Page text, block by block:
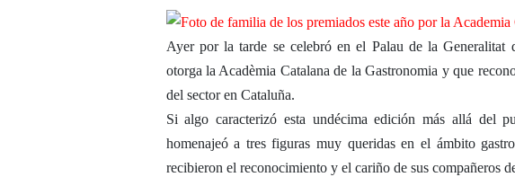
Ayer por la tarde se celebró en el Palau de la Generalitat
otorga la Acadèmia Catalana de la Gastronomia y que
del sector en Cataluña.
Si algo caracterizó esta undécima edición más allá del
homenajeó a tres figuras muy queridas en el ámbito
recibieron el reconocimiento y el cariño de sus compañeros